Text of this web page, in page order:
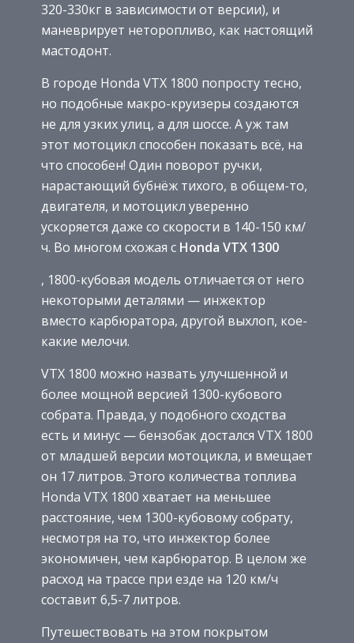
320-330кг в зависимости от версии), и
маневрирует неторопливо, как настоящий
мастодонт.
В городе Honda VTX 1800 попросту тесно,
но подобные макро-круизеры создаются
не для узких улиц, а для шоссе. А уж там
этот мотоцикл способен показать всё, на
что способен! Один поворот ручки,
нарастающий бубнёж тихого, в общем-то,
двигателя, и мотоцикл уверенно
ускоряется даже со скорости в 140-150 км/
ч. Во многом схожая с Honda VTX 1300
, 1800-кубовая модель отличается от него
некоторыми деталями — инжектор
вместо карбюратора, другой выхлоп, кое-
какие мелочи.
VTX 1800 можно назвать улучшенной и
более мощной версией 1300-кубового
собрата. Правда, у подобного сходства
есть и минус — бензобак достался VTX 1800
от младшей версии мотоцикла, и вмещает
он 17 литров. Этого количества топлива
Honda VTX 1800 хватает на меньшее
расстояние, чем 1300-кубовому собрату,
несмотря на то, что инжектор более
экономичен, чем карбюратор. В целом же
расход на трассе при езде на 120 км/ч
составит 6,5-7 литров.
Путешествовать на этом покрытом